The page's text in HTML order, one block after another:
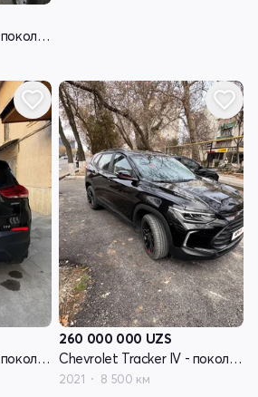
Chevrolet Tracker IV - поколение
Chevrolet Tracker IV - поколение
260 000 000 UZS
Chevrolet Tracker IV - поколение
2021 8 500 км